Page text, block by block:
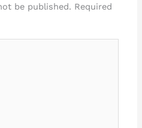
be published. Required